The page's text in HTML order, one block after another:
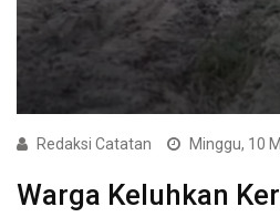
Redaksi Catatan Minggu, 10
Warga Keluhkan